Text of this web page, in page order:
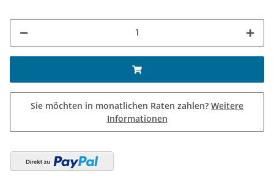
Sie möchten in monatlichen Raten zahlen? Weitere
Informationen